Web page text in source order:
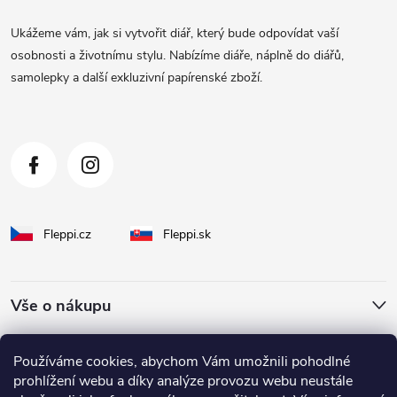
Používáme cookies, abychom Vám umožnili pohodlné
prohlížení webu a díky analýze provozu webu neustále
Ukážeme vám, jak si vytvořit diář, který bude odpovídat vaší
osobnosti a životnímu stylu. Nabízíme diáře, náplně do diářů,
samolepky a další exkluzivní papírenské zboží.
Fleppi.cz Fleppi.sk
Vše o nákupu
O Fleppi